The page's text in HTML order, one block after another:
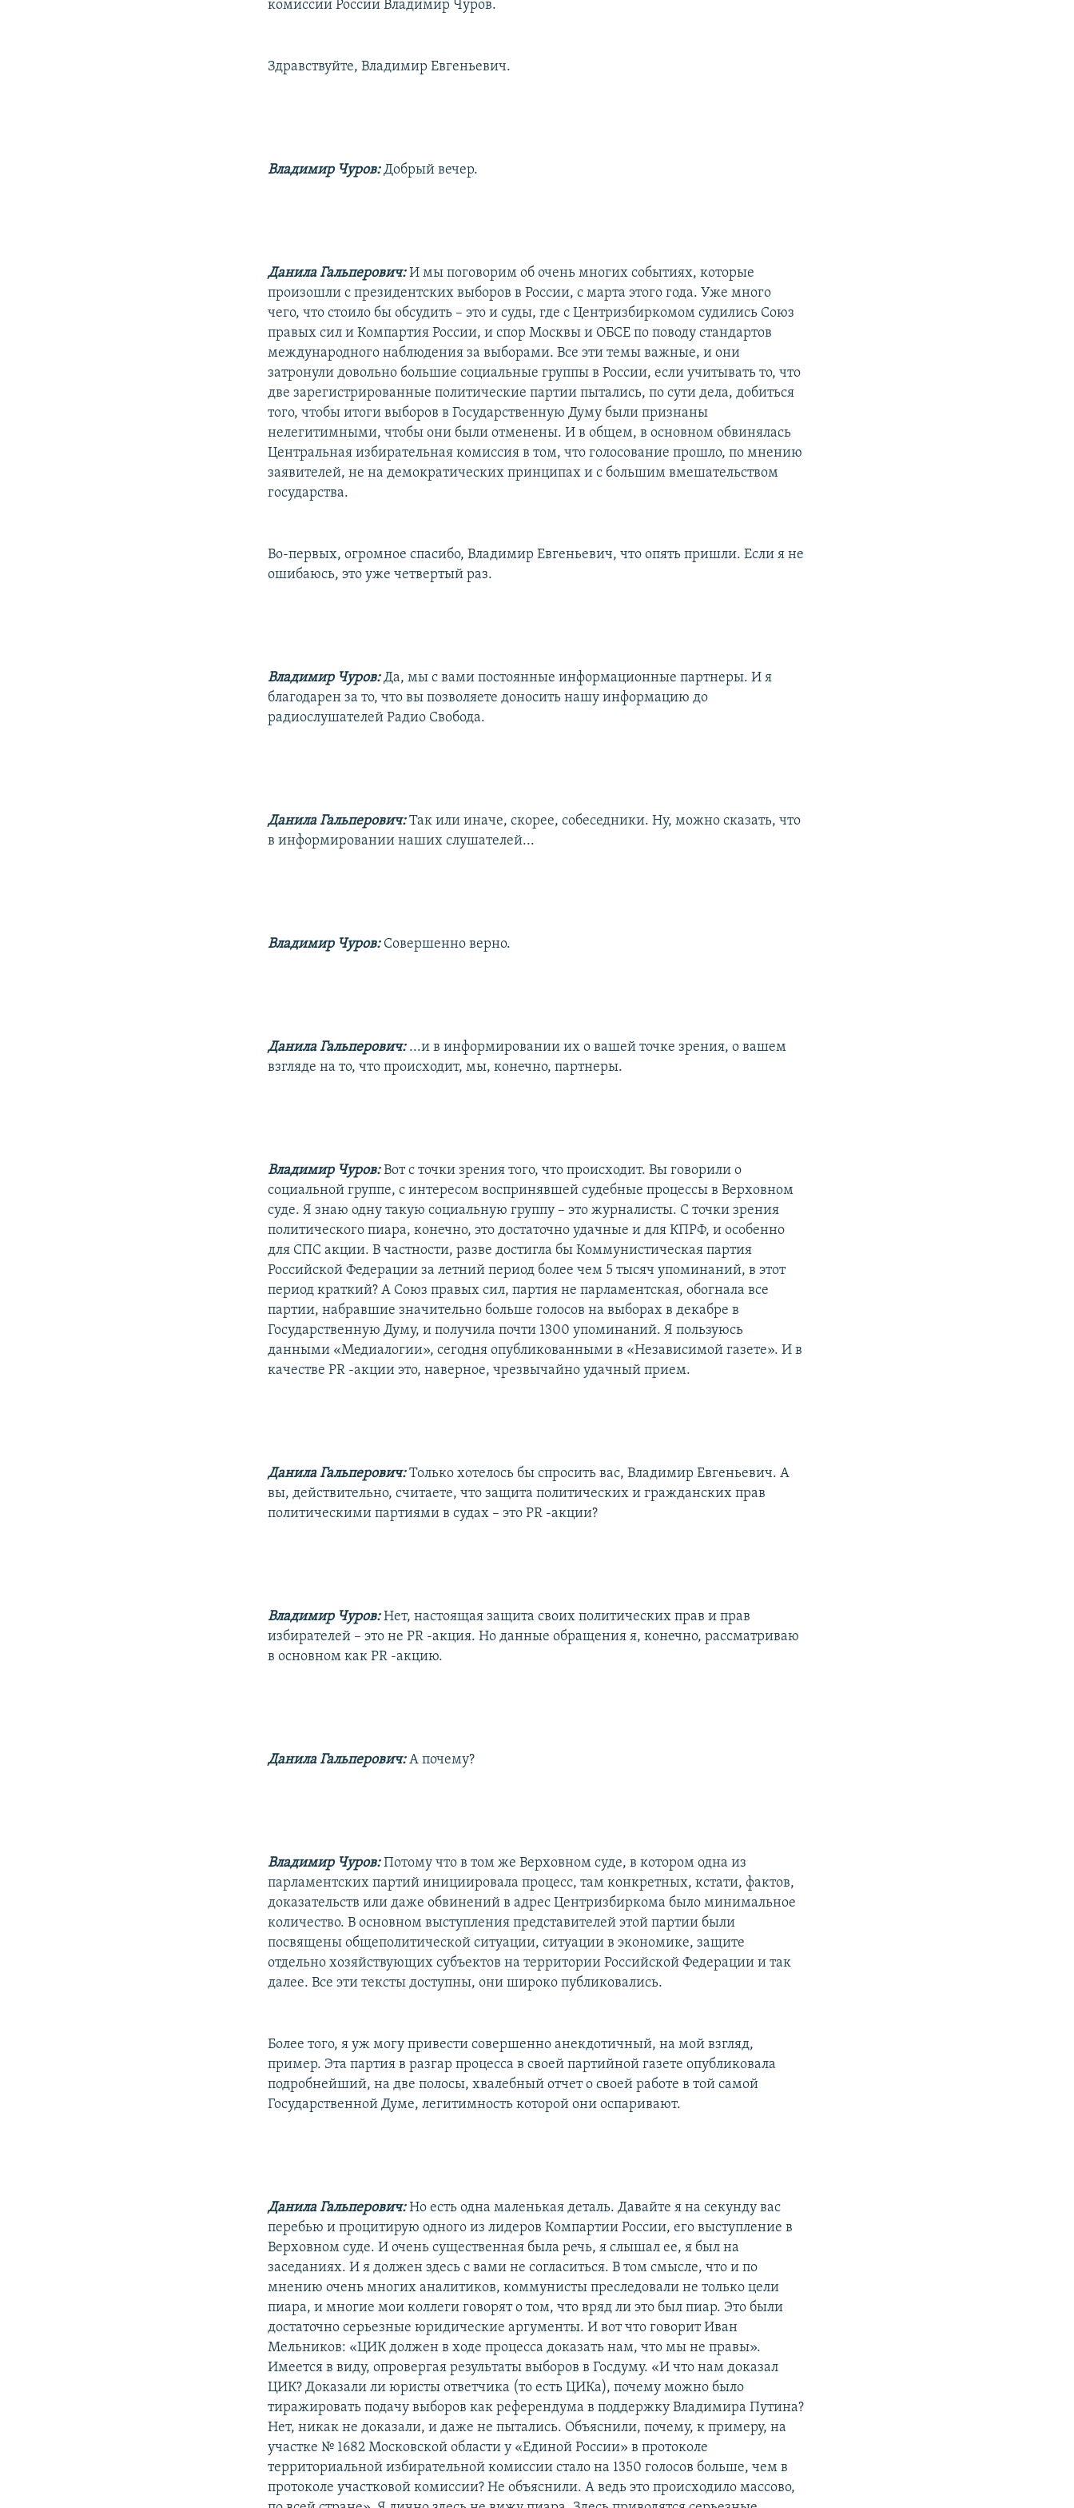
комиссии России Владимир Чуров.
Здравствуйте, Владимир Евгеньевич.
Владимир Чуров:Добрый вечер.
Данила Гальперович:И мы поговорим об очень многих событиях, которые
произошли с президентских выборов в России, с марта этого года. Уже много
чего, что стоило бы обсудить – это и суды, где с Центризбиркомом судились Союз
правых сил и Компартия России, и спор Москвы и ОБСЕ по поводу стандартов
международного наблюдения за выборами. Все эти темы важные, и они
затронули довольно большие социальные группы в России, если учитывать то, что
две зарегистрированные политические партии пытались, по сути дела, добиться
того, чтобы итоги выборов в Государственную Думу были признаны
нелегитимными, чтобы они были отменены. И в общем, в основном обвинялась
Центральная избирательная комиссия в том, что голосование прошло, по мнению
заявителей, не на демократических принципах и с большим вмешательством
государства.
Во-первых, огромное спасибо, Владимир Евгеньевич, что опять пришли. Если я не
ошибаюсь, это уже четвертый раз.
Владимир Чуров:Да, мы с вами постоянные информационные партнеры. И я
благодарен за то, что вы позволяете доносить нашу информацию до
радиослушателей Радио Свобода.
Данила Гальперович:Так или иначе, скорее, собеседники. Ну, можно сказать, что
в информировании наших слушателей...
Владимир Чуров: Совершенно верно.
Данила Гальперович: ...и в информировании их о вашей точке зрения, о вашем
взгляде на то, что происходит, мы, конечно, партнеры.
Владимир Чуров:Вот с точки зрения того, что происходит. Вы говорили о
социальной группе, с интересом воспринявшей судебные процессы в Верховном
суде. Я знаю одну такую социальную группу – это журналисты. С точки зрения
политического пиара, конечно, это достаточно удачные и для КПРФ, и особенно
для СПС акции. В частности, разве достигла бы Коммунистическая партия
Российской Федерации за летний период более чем 5 тысяч упоминаний, в этот
период краткий? А Союз правых сил, партия не парламентская, обогнала все
партии, набравшие значительно больше голосов на выборах в декабре в
Государственную Думу, и получила почти 1300 упоминаний. Я пользуюсь
данными «Медиалогии», сегодня опубликованными в «Независимой газете». И в
качестве PR -акции это, наверное, чрезвычайно удачный прием.
Данила Гальперович:Только хотелось бы спросить вас, Владимир Евгеньевич. А
вы, действительно, считаете, что защита политических и гражданских прав
политическими партиями в судах – это PR -акции?
Владимир Чуров:Нет, настоящая защита своих политических прав и прав
избирателей – это не PR -акция. Но данные обращения я, конечно, рассматриваю
в основном как PR -акцию.
Данила Гальперович:А почему?
Владимир Чуров:Потому что в том же Верховном суде, в котором одна из
парламентских партий инициировала процесс, там конкретных, кстати, фактов,
доказательств или даже обвинений в адрес Центризбиркома было минимальное
количество. В основном выступления представителей этой партии были
посвящены общеполитической ситуации, ситуации в экономике, защите
отдельно хозяйствующих субъектов на территории Российской Федерации и так
далее. Все эти тексты доступны, они широко публиковались.
Более того, я уж могу привести совершенно анекдотичный, на мой взгляд,
пример. Эта партия в разгар процесса в своей партийной газете опубликовала
подробнейший, на две полосы, хвалебный отчет о своей работе в той самой
Государственной Думе, легитимность которой они оспаривают.
Данила Гальперович:Но есть одна маленькая деталь. Давайте я на секунду вас
перебью и процитирую одного из лидеров Компартии России, его выступление в
Верховном суде. И очень существенная была речь, я слышал ее, я был на
заседаниях. И я должен здесь с вами не согласиться. В том смысле, что и по
мнению очень многих аналитиков, коммунисты преследовали не только цели
пиара, и многие мои коллеги говорят о том, что вряд ли это был пиар. Это были
достаточно серьезные юридические аргументы. И вот что говорит Иван
Мельников: «ЦИК должен в ходе процесса доказать нам, что мы не правы».
Имеется в виду, опровергая результаты выборов в Госдуму. «И что нам доказал
ЦИК? Доказали ли юристы ответчика (то есть ЦИКа), почему можно было
тиражировать подачу выборов как референдума в поддержку Владимира Путина?
Нет, никак не доказали, и даже не пытались. Объяснили, почему, к примеру, на
участке № 1682 Московской области у «Единой России» в протоколе
территориальной избирательной комиссии стало на 1350 голосов больше, чем в
протоколе участковой комиссии? Не объяснили. А ведь это происходило массово,